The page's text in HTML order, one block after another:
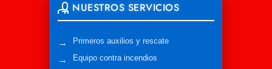
NUESTROS SERVICIOS
Primeros auxilios y rescate
Equipo contra incendios